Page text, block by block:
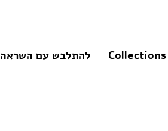
Collections להתלבש עם השראה